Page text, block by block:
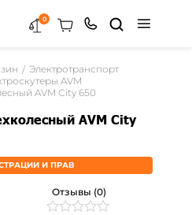
0
Электротранспорт
AVM
AVM City 650
AVM City
И ПРАВ
Отзывы (0)